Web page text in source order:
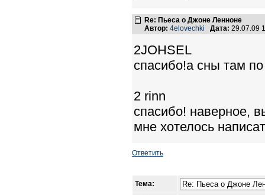
Re: Пьеса о Джоне Ленноне
Автор: 4elovechki Дата: 29.07.09
2JOHSEL
спасибо!а сны там
2 rinn
спасибо! наверное,
мне хотелось
Ответить
Тема: